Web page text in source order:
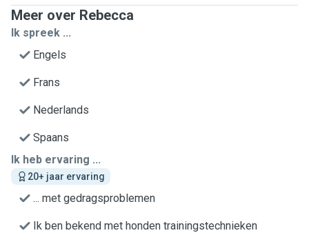
Meer over Rebecca
Ik spreek ...
Engels
Frans
Nederlands
Spaans
Ik heb ervaring ...
20+ jaar ervaring
... met gedragsproblemen
Ik ben bekend met honden trainingstechnieken